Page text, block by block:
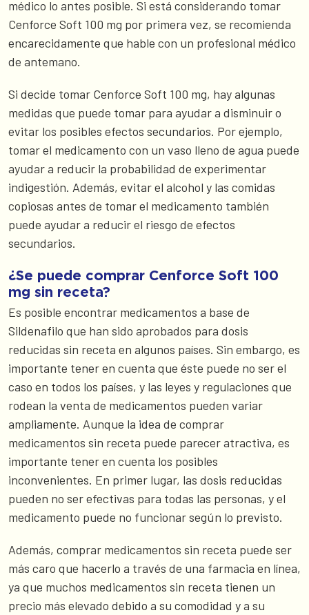
médico lo antes posible. Si está considerando tomar
Cenforce Soft 100 mg por primera vez, se recomienda
encarecidamente que hable con un profesional médico
de antemano.
Si decide tomar Cenforce Soft 100 mg, hay algunas
medidas que puede tomar para ayudar a disminuir o
evitar los posibles efectos secundarios. Por ejemplo,
tomar el medicamento con un vaso lleno de agua puede
ayudar a reducir la probabilidad de experimentar
indigestión. Además, evitar el alcohol y las comidas
copiosas antes de tomar el medicamento también
puede ayudar a reducir el riesgo de efectos
secundarios.
¿Se puede comprar Cenforce Soft 100
mg sin receta?
Es posible encontrar medicamentos a base de
Sildenafilo que han sido aprobados para dosis
reducidas sin receta en algunos países. Sin embargo, es
importante tener en cuenta que éste puede no ser el
caso en todos los países, y las leyes y regulaciones que
rodean la venta de medicamentos pueden variar
ampliamente. Aunque la idea de comprar
medicamentos sin receta puede parecer atractiva, es
importante tener en cuenta los posibles
inconvenientes. En primer lugar, las dosis reducidas
pueden no ser efectivas para todas las personas, y el
medicamento puede no funcionar según lo previsto.
Además, comprar medicamentos sin receta puede ser
más caro que hacerlo a través de una farmacia en línea,
ya que muchos medicamentos sin receta tienen un
precio más elevado debido a su comodidad y a su